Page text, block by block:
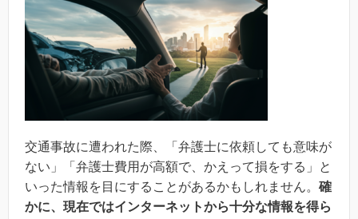
交通事故に遭われた際、「弁護士に依頼しても意味が
ない」「弁護士費用が高額で、かえって損をする」と
いった情報を目にすることがあるかもしれません。 確
かに、現在ではインターネットから十分な情報を得ら